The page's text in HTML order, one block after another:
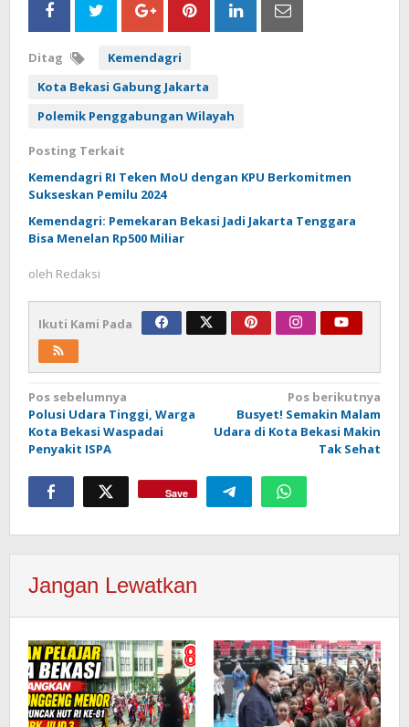
Ditag
Kemendagri
Kota Bekasi Gabung Jakarta
Polemik Penggabungan Wilayah
Posting Terkait
Kemendagri RI Teken MoU dengan KPU Berkomitmen
Sukseskan Pemilu 2024
Kemendagri: Pemekaran Bekasi Jadi Jakarta Tenggara
Bisa Menelan Rp500 Miliar
oleh Redaksi
Ikuti Kami Pada
Navigasi
pos
Pos sebelumnya
Polusi Udara Tinggi, Warga
Kota Bekasi Waspadai
Penyakit ISPA
Pos berikutnya
Busyet! Semakin Malam
Udara di Kota Bekasi Makin
Tak Sehat
Save
Jangan Lewatkan